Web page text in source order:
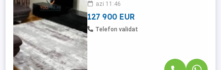
aparat de aer conditionat. Dispune de
mobilier modern si electrocasnice. ...
azi 11:46
127 900 EUR
Telefon validat